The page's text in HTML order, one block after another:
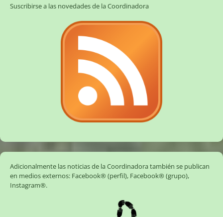
Suscribirse a las novedades de la Coordinadora
Adicionalmente las noticias de la Coordinadora también se publican
en medios externos: Facebook® (perfil), Facebook® (grupo),
Instagram®.